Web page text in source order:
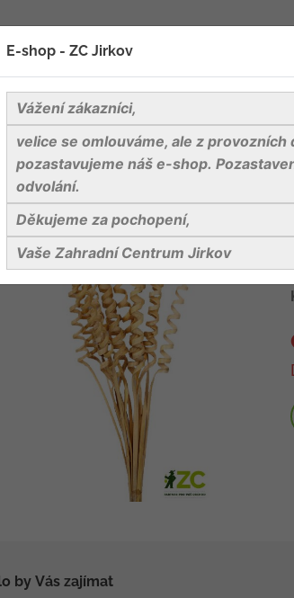
Blog Kontakty
Dekorace - Cane curly twist 5 ks
by Vás zajímat
E-shop - ZC Jirkov
Vážení zákazníci,
velice se omlouváme, ale z provozních
pozastavujeme náš e-shop.
odvolání.
Děkujeme za pochopení,
Vaše Zahradní Centrum Jirkov